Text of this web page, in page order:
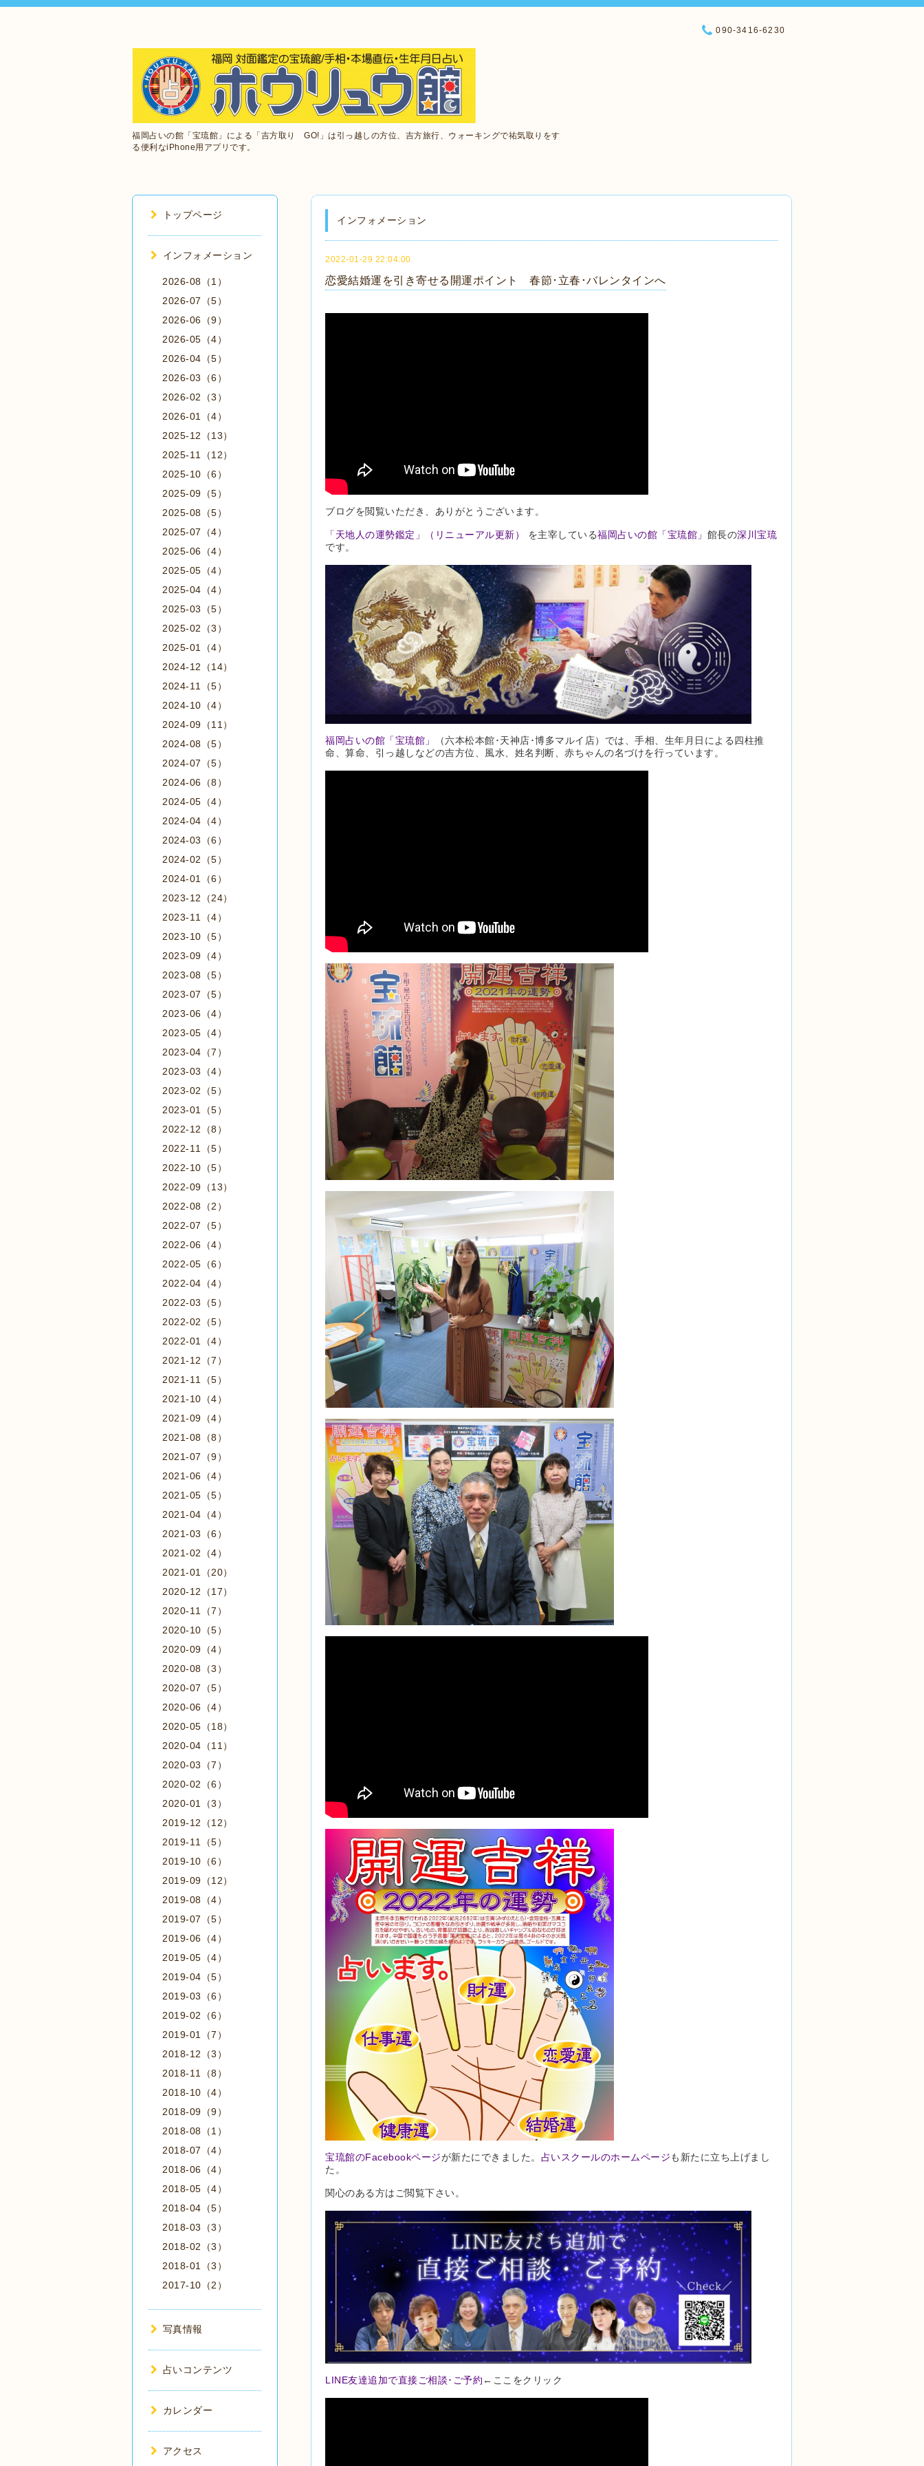
福岡占いの館「宝琉館」による「吉方取り GO!」は引っ越しの方位、吉方旅行、ウォーキングで祐気取りをす
る便利なiPhone用アプリです。
090-3416-6230
インフォメーション
2022-01-29 22:04:00
恋愛結婚運を引き寄せる開運ポイント 春節･立春･バレンタインへ
ブログを閲覧いただき、ありがとうございます。
「天地人の運勢鑑定」 （リニューアル更新） を主宰している福岡占いの館「宝琉館」 館長の深川宝琉
です。
福岡占いの館「宝琉館」
（六本松本館･天神店･博多マルイ店）では、手相、生年月日による四柱推
命、算命、引っ越しなどの吉方位、風水、姓名判断、赤ちゃんの名づけを行っています。
宝琉館のFacebookページが新たにできました。 占いスクールのホームページも新たに立ち上げまし
た。
関心のある方はご閲覧下さい。
LINE友達追加で直接ご相談･ご予約 ←ここをクリック
トップページ
インフォメーション
2026-08（1）
2026-07（5）
2026-06（9）
2026-05（4）
2026-04（5）
2026-03（6）
2026-02（3）
2026-01（4）
2025-12（13）
2025-11（12）
2025-10（6）
2025-09（5）
2025-08（5）
2025-07（4）
2025-06（4）
2025-05（4）
2025-04（4）
2025-03（5）
2025-02（3）
2025-01（4）
2024-12（14）
2024-11（5）
2024-10（4）
2024-09（11）
2024-08（5）
2024-07（5）
2024-06（8）
2024-05（4）
2024-04（4）
2024-03（6）
2024-02（5）
2024-01（6）
2023-12（24）
2023-11（4）
2023-10（5）
2023-09（4）
2023-08（5）
2023-07（5）
2023-06（4）
2023-05（4）
2023-04（7）
2023-03（4）
2023-02（5）
2023-01（5）
2022-12（8）
2022-11（5）
2022-10（5）
2022-09（13）
2022-08（2）
2022-07（5）
2022-06（4）
2022-05（6）
2022-04（4）
2022-03（5）
2022-02（5）
2022-01（4）
2021-12（7）
2021-11（5）
2021-10（4）
2021-09（4）
2021-08（8）
2021-07（9）
2021-06（4）
2021-05（5）
2021-04（4）
2021-03（6）
2021-02（4）
2021-01（20）
2020-12（17）
2020-11（7）
2020-10（5）
2020-09（4）
2020-08（3）
2020-07（5）
2020-06（4）
2020-05（18）
2020-04（11）
2020-03（7）
2020-02（6）
2020-01（3）
2019-12（12）
2019-11（5）
2019-10（6）
2019-09（12）
2019-08（4）
2019-07（5）
2019-06（4）
2019-05（4）
2019-04（5）
2019-03（6）
2019-02（6）
2019-01（7）
2018-12（3）
2018-11（8）
2018-10（4）
2018-09（9）
2018-08（1）
2018-07（4）
2018-06（4）
2018-05（4）
2018-04（5）
2018-03（3）
2018-02（3）
2018-01（3）
2017-10（2）
写真情報
占いコンテンツ
カレンダー
アクセス